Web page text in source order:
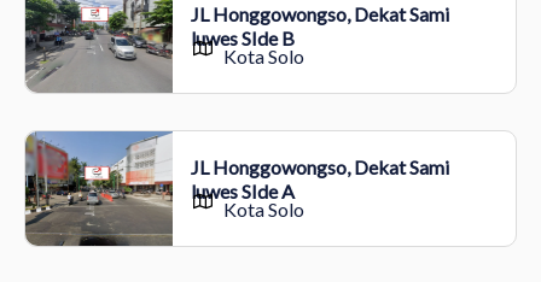
JL Honggowongso, Dekat Sami
luwes SIde B
Kota Solo
JL Honggowongso, Dekat Sami
luwes SIde A
Kota Solo